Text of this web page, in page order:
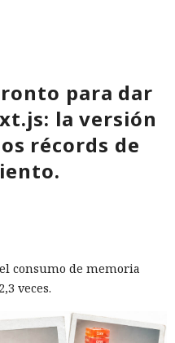
de la competencia de
para dar
la versión
récords de
consumo de memoria
veces.